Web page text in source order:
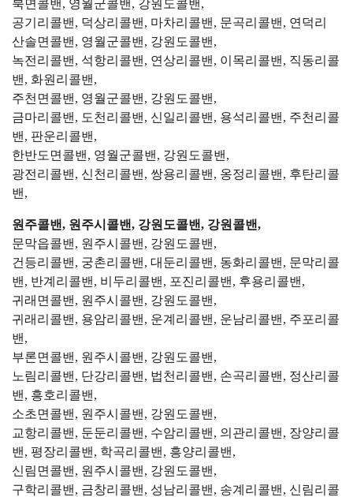
북면콜밴, 영월군콜밴, 강원도콜밴,
공기리콜밴, 덕상리콜밴, 마차리콜밴, 문곡리콜밴, 연덕리
산솔면콜밴, 영월군콜밴, 강원도콜밴,
녹전리콜밴, 석항리콜밴, 연상리콜밴, 이목리콜밴, 직동리콜
밴, 화원리콜밴,
주천면콜밴, 영월군콜밴, 강원도콜밴,
금마리콜밴, 도천리콜밴, 신일리콜밴, 용석리콜밴, 주천리콜
밴, 판운리콜밴,
한반도면콜밴, 영월군콜밴, 강원도콜밴,
광전리콜밴, 신천리콜밴, 쌍용리콜밴, 옹정리콜밴, 후탄리콜
밴,
원주콜밴, 원주시콜밴, 강원도콜밴, 강원콜밴,
문막읍콜밴, 원주시콜밴, 강원도콜밴,
건등리콜밴, 궁촌리콜밴, 대둔리콜밴, 동화리콜밴, 문막리콜
밴, 반계리콜밴, 비두리콜밴, 포진리콜밴, 후용리콜밴,
귀래면콜밴, 원주시콜밴, 강원도콜밴,
귀래리콜밴, 용암리콜밴, 운계리콜밴, 운남리콜밴, 주포리콜
밴,
부론면콜밴, 원주시콜밴, 강원도콜밴,
노림리콜밴, 단강리콜밴, 법천리콜밴, 손곡리콜밴, 정산리콜
밴, 흥호리콜밴,
소초면콜밴, 원주시콜밴, 강원도콜밴,
교항리콜밴, 둔둔리콜밴, 수암리콜밴, 의관리콜밴, 장양리콜
밴, 평장리콜밴, 학곡리콜밴, 흥양리콜밴,
신림면콜밴, 원주시콜밴, 강원도콜밴,
구학리콜밴, 금창리콜밴, 성남리콜밴, 송계리콜밴, 신림리콜